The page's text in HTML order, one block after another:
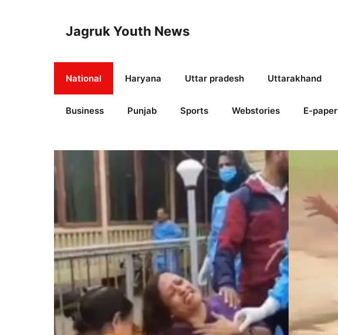
Jagruk Youth News
National Haryana Uttar pradesh Uttarakhand
Business Punjab Sports Webstories E-paper